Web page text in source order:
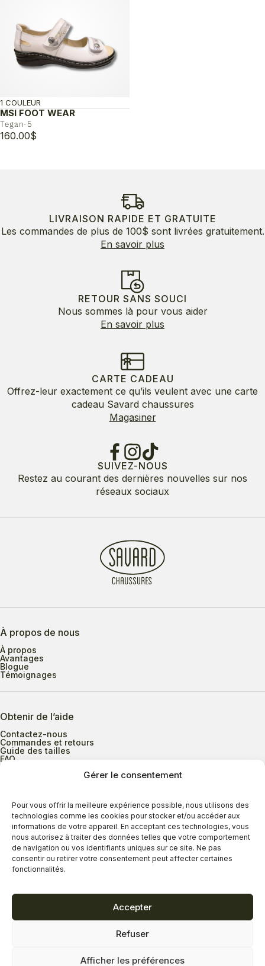
Gérer le consentement
Pour vous offrir la meilleure expérience possible, nous utilisons des
technologies comme les cookies pour stocker et/ou accéder aux
informations de votre appareil. En acceptant ces technologies, vous
nous autorisez à traiter des données telles que votre comportement
de navigation ou vos identifiants uniques sur ce site. Ne pas
consentir ou retirer votre consentement peut affecter certaines
fonctionnalités.
Accepter
Refuser
Afficher les préférences
MSI FOOT WEAR
Tegan-5
1 COULEUR
160.00$
LIVRAISON RAPIDE ET GRATUITE
Les commandes de plus de 100$ sont livrées gratuitement.
En savoir plus
RETOUR SANS SOUCI
Nous sommes là pour vous aider
En savoir plus
CARTE CADEAU
Offrez-leur exactement ce qu’ils veulent avec une carte
cadeau Savard chaussures
Magasiner
SUIVEZ-NOUS
Restez au courant des dernières nouvelles sur nos
réseaux sociaux
À propos de nous
À propos
Avantages
Blogue
Témoignages
Obtenir de l’aide
Contactez-nous
Commandes et retours
Guide des tailles
FAQ
Heures d’ouverture
Lundi au mercredi
9h00 à 17h30
Jeudi
9h00 à 20h00
Vendredi
9h00 à 18h00
Dimanche
11h00 à 16h30